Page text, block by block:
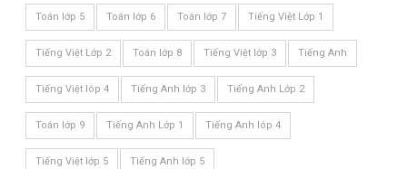
Toán lớp 5 Toán lớp 6 Toán lớp 7 Tiếng Việt Lớp 1
Tiếng Việt Lớp 2 Toán lớp 8 Tiếng Việt lớp 3 Tiếng Anh
Tiếng Việt lóp 4 Tiếng Anh lớp 3 Tiếng Anh Lớp 2
Toán lớp 9 Tiếng Anh Lớp 1 Tiếng Anh lóp 4
Tiếng Việt lớp 5 Tiếng Anh lớp 5